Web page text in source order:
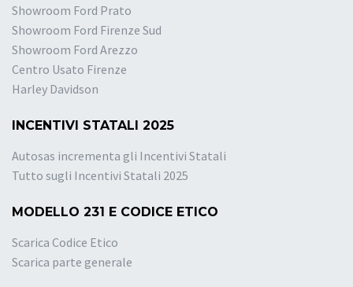
Showroom Ford Prato
Showroom Ford Firenze Sud
Showroom Ford Arezzo
Centro Usato Firenze
Harley Davidson
INCENTIVI STATALI 2025
Autosas incrementa gli Incentivi Statali
Tutto sugli Incentivi Statali 2025
MODELLO 231 E CODICE ETICO
Scarica Codice Etico
Scarica parte generale